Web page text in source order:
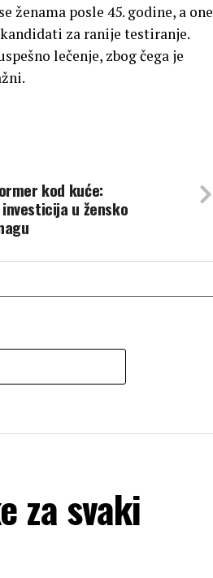
ženama posle 45. godine, a one
za ranije testiranje.
lečenje, zbog čega je
kod kuće:
u žensko
za svaki